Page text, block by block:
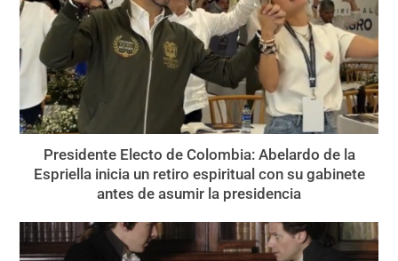
Presidente Electo de Colombia: Abelardo de la
Espriella inicia un retiro espiritual con su gabinete
antes de asumir la presidencia